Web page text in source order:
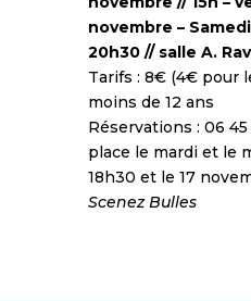
novembre –
20h30 // salle A.
Tarifs : 8€ (4€ pour
moins de 12 ans
Réservations : 06
place le mardi et le
18h30 et le 17
Scenez Bulles